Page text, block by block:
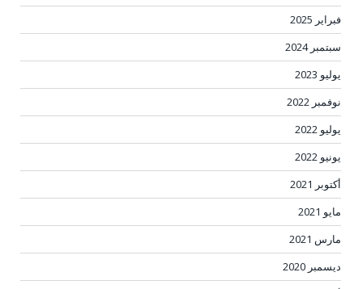
فبراير 2025
سبتمبر 2024
يوليو 2023
نوفمبر 2022
يوليو 2022
يونيو 2022
أكتوبر 2021
مايو 2021
مارس 2021
ديسمبر 2020